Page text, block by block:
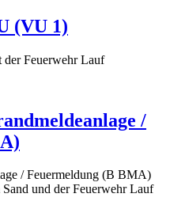
(VU 1)
Feuerwehr Lauf
/
/ Feuermeldung (B BMA)
und der Feuerwehr Lauf